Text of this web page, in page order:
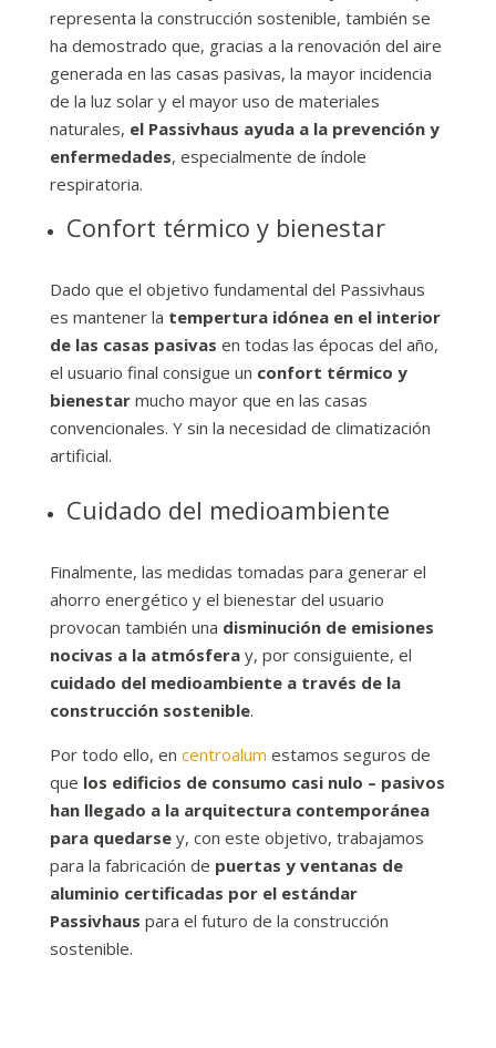
representa la construcción sostenible, también se
ha demostrado que, gracias a la renovación del aire
generada en las casas pasivas, la mayor incidencia
de la luz solar y el mayor uso de materiales
naturales, el Passivhaus ayuda a la prevención y
enfermedades, especialmente de índole
respiratoria.
Confort térmico y bienestar
Dado que el objetivo fundamental del Passivhaus
es mantener la tempertura idónea en el interior
de las casas pasivas en todas las épocas del año,
el usuario final consigue un confort térmico y
bienestarmucho mayor que en las casas
convencionales. Y sin la necesidad de climatización
artificial.
Cuidado del medioambiente
Finalmente, las medidas tomadas para generar el
ahorro energético y el bienestar del usuario
provocan también una disminución de emisiones
nocivas a la atmósferay, por consiguiente, el
cuidado del medioambiente a través de la
construcción sostenible.
Por todo ello, en centroalum estamos seguros de
que los edificios de consumo casi nulo – pasivos
han llegado a la arquitectura contemporánea
para quedarsey, con este objetivo, trabajamos
para la fabricación de puertas y ventanas de
aluminio certificadas por el estándar
Passivhaus para el futuro de la construcción
sostenible.